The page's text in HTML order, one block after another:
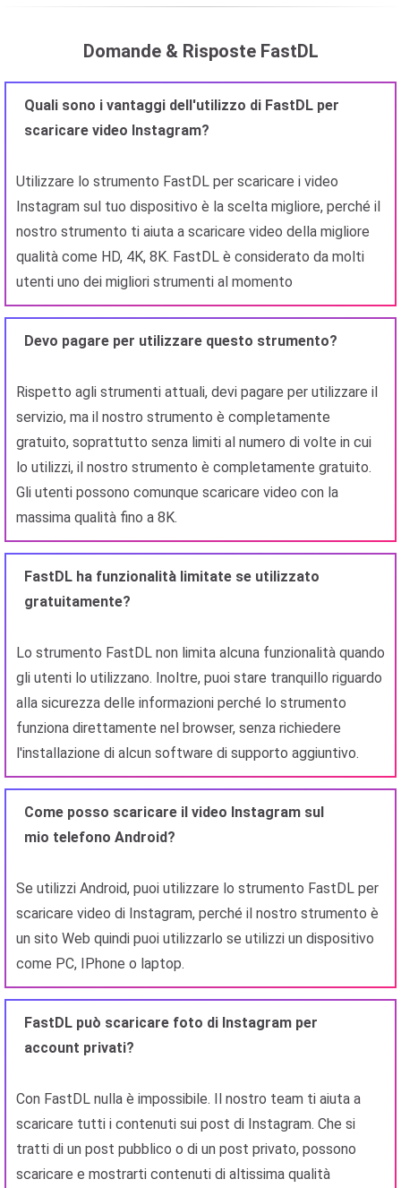
Domande & Risposte FastDL
Quali sono i vantaggi dell'utilizzo di FastDL per
scaricare video Instagram?
Utilizzare lo strumento FastDL per scaricare i video
Instagram sul tuo dispositivo è la scelta migliore, perché il
nostro strumento ti aiuta a scaricare video della migliore
qualità come HD, 4K, 8K. FastDL è considerato da molti
utenti uno dei migliori strumenti al momento
Devo pagare per utilizzare questo strumento?
Rispetto agli strumenti attuali, devi pagare per utilizzare il
servizio, ma il nostro strumento è completamente
gratuito, soprattutto senza limiti al numero di volte in cui
lo utilizzi, il nostro strumento è completamente gratuito.
Gli utenti possono comunque scaricare video con la
massima qualità fino a 8K.
FastDL ha funzionalità limitate se utilizzato
gratuitamente?
Lo strumento FastDL non limita alcuna funzionalità quando
gli utenti lo utilizzano. Inoltre, puoi stare tranquillo riguardo
alla sicurezza delle informazioni perché lo strumento
funziona direttamente nel browser, senza richiedere
l'installazione di alcun software di supporto aggiuntivo.
Come posso scaricare il video Instagram sul
mio telefono Android?
Se utilizzi Android, puoi utilizzare lo strumento FastDL per
scaricare video di Instagram, perché il nostro strumento è
un sito Web quindi puoi utilizzarlo se utilizzi un dispositivo
come PC, IPhone o laptop.
FastDL può scaricare foto di Instagram per
account privati?
Con FastDL nulla è impossibile. Il nostro team ti aiuta a
scaricare tutti i contenuti sui post di Instagram. Che si
tratti di un post pubblico o di un post privato, possono
scaricare e mostrarti contenuti di altissima qualità